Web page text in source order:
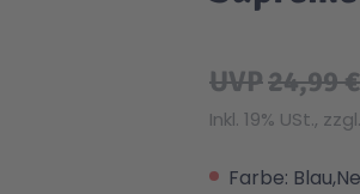
UVP24,99 €
Inkl. 19% USt., zzgl.
Farbe: